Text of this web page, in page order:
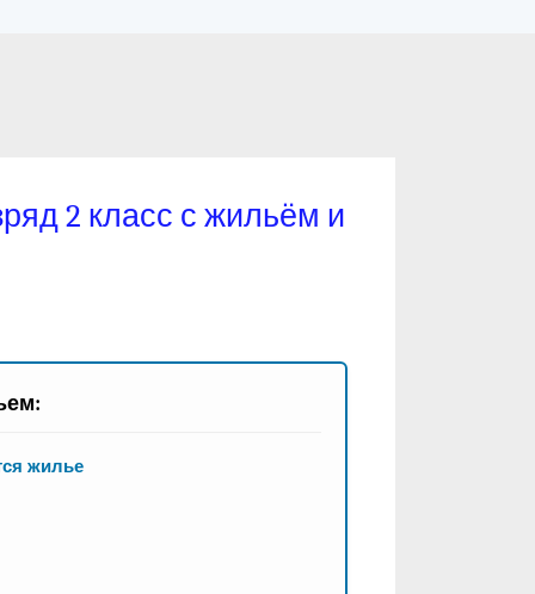
2 класс с жильём и
жилье